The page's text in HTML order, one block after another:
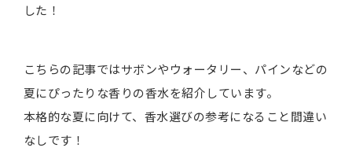
した！
こちらの記事ではサボンやウォータリー、パインなどの
夏にぴったりな香りの香水を紹介しています。
本格的な夏に向けて、香水選びの参考になること間違い
なしです！